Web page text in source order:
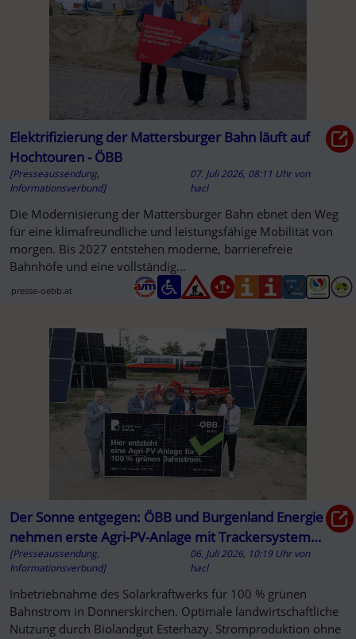
Elektrifizierung der Mattersburger Bahn läuft auf
Hochtouren - ÖBB
[Presseaussendung,
Informationsverbund]
07. Juli 2026, 08:11 Uhr von
hacl
Die Modernisierung der Mattersburger Bahn ebnet den Weg
für eine klimafreundliche und leistungsfähige Mobilität von
morgen. Bis 2027 entstehen moderne, barrierefreie
Bahnhöfe und eine vollständig...
presse-oebb.at
Der Sonne entgegen: ÖBB und Burgenland Energie
nehmen erste Agri-PV-Anlage mit Trackersystem
für Bahnstrom in Betrieb
[Presseaussendung,
Informationsverbund]
06. Juli 2026, 10:19 Uhr von
hacl
Inbetriebnahme des Solarkraftwerks für 100 % grünen
Bahnstrom in Donnerskirchen. Optimale landwirtschaftliche
Nutzung durch Biolandgut Esterhazy. Stromproduktion ohne